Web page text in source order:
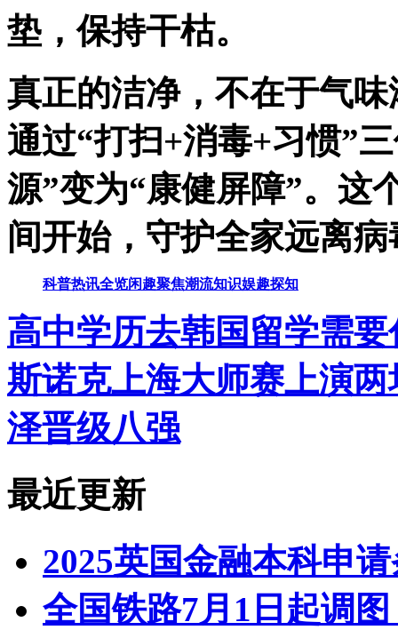
垫，保持干枯。
真正的洁净，不在于气
通过“打扫+消毒+习惯”
源”变为“康健屏障”。这
间开始，守护全家远离
科普热讯全览闲趣聚焦潮流知识娱趣探知
高中学历去韩国留学需
斯诺克上海大师赛上演
泽晋级八强
最近更新
2025英国金融本科申
全国铁路7月1日起调